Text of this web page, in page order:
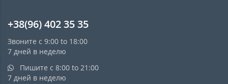
+38(96) 402 35 35
Звоните с 9:00 to 18:00
7 дней в неделю
Пишите с 8:00 to 21:00
7 дней в неделю